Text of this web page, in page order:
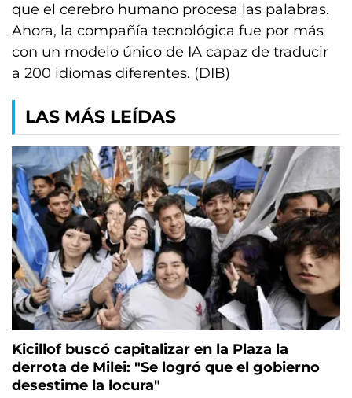
que el cerebro humano procesa las palabras.
Ahora, la compañía tecnológica fue por más
con un modelo único de IA capaz de traducir
a 200 idiomas diferentes. (DIB)
LAS MÁS LEÍDAS
Kicillof buscó capitalizar en la Plaza la
derrota de Milei: "Se logró que el gobierno
desestime la locura"